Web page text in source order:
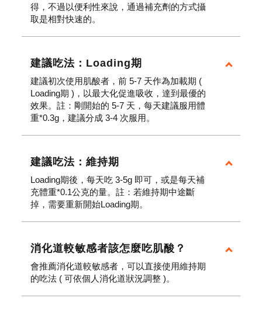
得，不過以便利性來說，通過補充劑的方式攝
取是相對快速的。
建議吃法：Loading期
建議初次使用肌酸者，前 5-7 天作為加載期 (
Loading期 )，以最大化促進吸收，達到最優的
效果。註：剛開始的 5-7 天，每天建議服用體
重*0.3g，建議分成 3-4 次服用。
建議吃法：維持期
Loading期後，每天吃 3-5g 即可，或是每天補
充體重*0.1公克的量。註：若維持期中途斷
掉，需要重新開始Loading期。
消化道較敏感者該怎麼吃肌酸？
會推薦消化道較敏感者，可以直接使用維持期
的吃法 ( 可依個人消化道狀況調整 )。